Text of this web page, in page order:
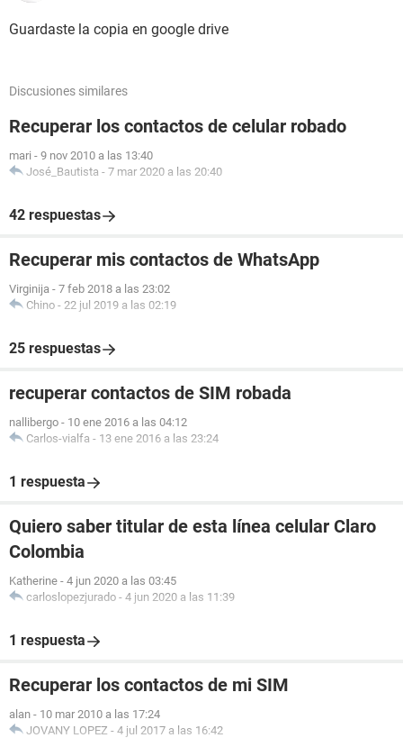
Guardaste la copia en google drive
Discusiones similares
Recuperar los contactos de celular robado
mari - 9 nov 2010 a las 13:40
José_Bautista - 7 mar 2020 a las 20:40
42 respuestas
Recuperar mis contactos de WhatsApp
Virginija - 7 feb 2018 a las 23:02
Chino - 22 jul 2019 a las 02:19
25 respuestas
recuperar contactos de SIM robada
nallibergo - 10 ene 2016 a las 04:12
Carlos-vialfa - 13 ene 2016 a las 23:24
1 respuesta
Quiero saber titular de esta línea celular Claro
Colombia
Katherine - 4 jun 2020 a las 03:45
carloslopezjurado - 4 jun 2020 a las 11:39
1 respuesta
Recuperar los contactos de mi SIM
alan - 10 mar 2010 a las 17:24
JOVANY LOPEZ - 4 jul 2017 a las 16:42